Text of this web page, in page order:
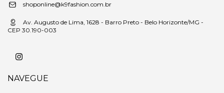
shoponline@k9fashion.com.br
Av. Augusto de Lima, 1628 - Barro Preto - Belo Horizonte/MG -
CEP 30.190-003
NAVEGUE